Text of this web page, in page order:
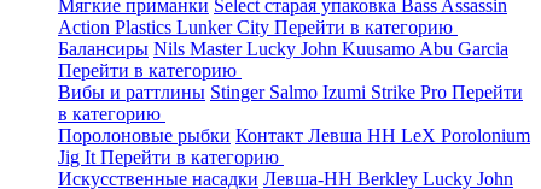
Мягкие приманки Select старая упаковка Bass Assassin
Action Plastics Lunker City Перейти в категорию
Балансиры Nils MasterLucky John Kuusamo Abu Garcia
Перейти в категорию
Вибы и раттлины Stinger Salmo Izumi Strike Pro Перейти
в категорию
Поролоновые рыбки Контакт Левша НН LeX Porolonium
Jig It Перейти в категорию
Искусственные насадки Левша-НН Berkley Lucky John